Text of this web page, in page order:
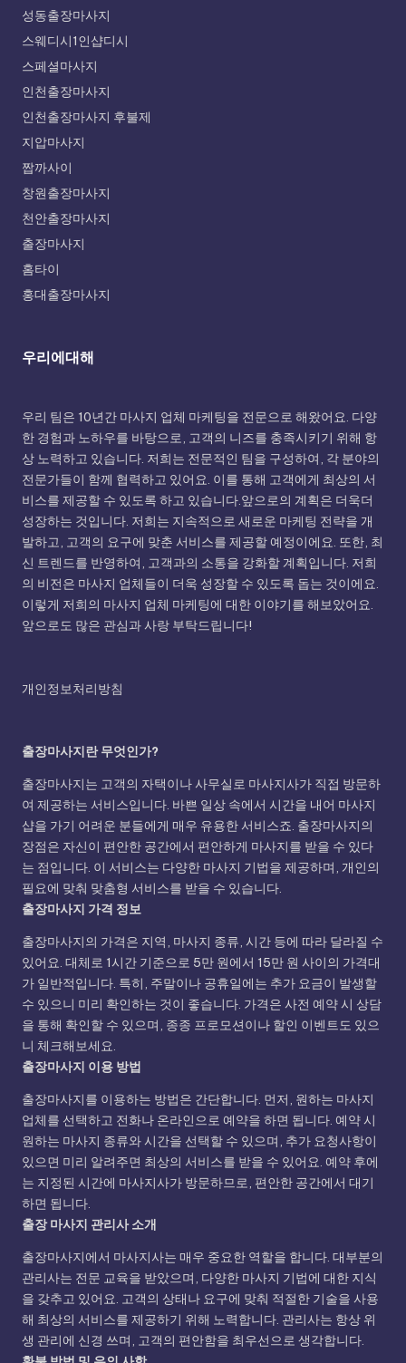
성동출장마사지
스웨디시1인샵디시
스페셜마사지
인천출장마사지
인천출장마사지 후불제
지압마사지
짭까사이
창원출장마사지
천안출장마사지
출장마사지
홈타이
홍대출장마사지
우리에대해
우리 팀은 10년간 마사지 업체 마케팅을 전문으로 해왔어요. 다양
한 경험과 노하우를 바탕으로, 고객의 니즈를 충족시키기 위해 항
상 노력하고 있습니다. 저희는 전문적인 팀을 구성하여, 각 분야의
전문가들이 함께 협력하고 있어요. 이를 통해 고객에게 최상의 서
비스를 제공할 수 있도록 하고 있습니다.앞으로의 계획은 더욱더
성장하는 것입니다. 저희는 지속적으로 새로운 마케팅 전략을 개
발하고, 고객의 요구에 맞춘 서비스를 제공할 예정이에요. 또한, 최
신 트렌드를 반영하여, 고객과의 소통을 강화할 계획입니다. 저희
의 비전은 마사지 업체들이 더욱 성장할 수 있도록 돕는 것이에요.
이렇게 저희의 마사지 업체 마케팅에 대한 이야기를 해보았어요.
앞으로도 많은 관심과 사랑 부탁드립니다!
개인정보처리방침
출장마사지란 무엇인가?
출장마사지는 고객의 자택이나 사무실로 마사지사가 직접 방문하
여 제공하는 서비스입니다. 바쁜 일상 속에서 시간을 내어 마사지
샵을 가기 어려운 분들에게 매우 유용한 서비스죠. 출장마사지의
장점은 자신이 편안한 공간에서 편안하게 마사지를 받을 수 있다
는 점입니다. 이 서비스는 다양한 마사지 기법을 제공하며, 개인의
필요에 맞춰 맞춤형 서비스를 받을 수 있습니다.
출장마사지 가격 정보
출장마사지의 가격은 지역, 마사지 종류, 시간 등에 따라 달라질 수
있어요. 대체로 1시간 기준으로 5만 원에서 15만 원 사이의 가격대
가 일반적입니다. 특히, 주말이나 공휴일에는 추가 요금이 발생할
수 있으니 미리 확인하는 것이 좋습니다. 가격은 사전 예약 시 상담
을 통해 확인할 수 있으며, 종종 프로모션이나 할인 이벤트도 있으
니 체크해보세요.
출장마사지 이용 방법
출장마사지를 이용하는 방법은 간단합니다. 먼저, 원하는 마사지
업체를 선택하고 전화나 온라인으로 예약을 하면 됩니다. 예약 시
원하는 마사지 종류와 시간을 선택할 수 있으며, 추가 요청사항이
있으면 미리 알려주면 최상의 서비스를 받을 수 있어요. 예약 후에
는 지정된 시간에 마사지사가 방문하므로, 편안한 공간에서 대기
하면 됩니다.
출장 마사지 관리사 소개
출장마사지에서 마사지사는 매우 중요한 역할을 합니다. 대부분의
관리사는 전문 교육을 받았으며, 다양한 마사지 기법에 대한 지식
을 갖추고 있어요. 고객의 상태나 요구에 맞춰 적절한 기술을 사용
해 최상의 서비스를 제공하기 위해 노력합니다. 관리사는 항상 위
생 관리에 신경 쓰며, 고객의 편안함을 최우선으로 생각합니다.